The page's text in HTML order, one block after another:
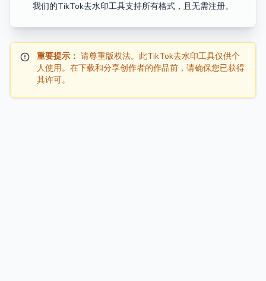
我们的TikTok去水印工具支持所有格式，且无需注册。
重要提示： 请尊重版权法。此TikTok去水印工具仅供个
人使用。在下载和分享创作者的作品前，请确保您已获得
其许可。